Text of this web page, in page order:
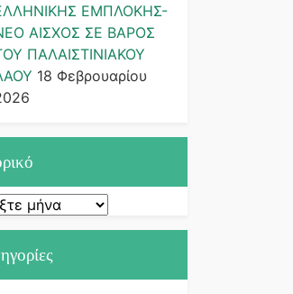
ΕΜΠΛΟΚΗΣ-
ΑΙΣΧΟΣ ΣΕ ΒΑΡΟΣ
ΠΑΛΑΙΣΤΙΝΙΑΚΟΥ
18 Φεβρουαρίου